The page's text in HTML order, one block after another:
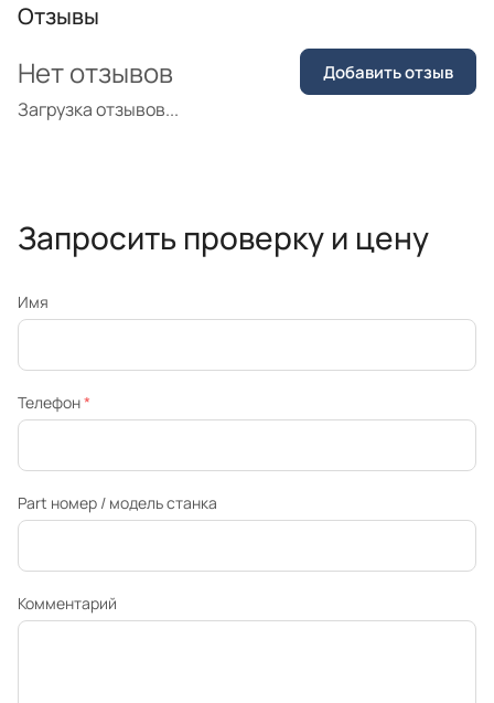
Отзывы
Загрузка отзывов...
Нет отзывов Добавить отзыв
Запросить проверку и цену
Имя
Телефон*
Part номер / модель станка
Комментарий